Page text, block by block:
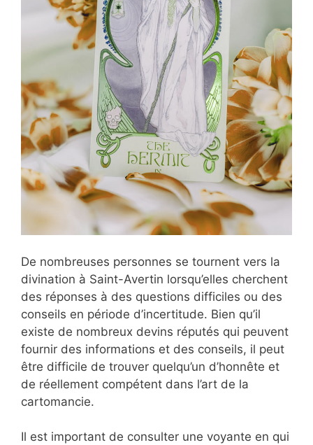
De nombreuses personnes se tournent vers la
divination à Saint-Avertin lorsqu’elles cherchent
des réponses à des questions difficiles ou des
conseils en période d’incertitude. Bien qu’il
existe de nombreux devins réputés qui peuvent
fournir des informations et des conseils, il peut
être difficile de trouver quelqu’un d’honnête et
de réellement compétent dans l’art de la
cartomancie.
Il est important de consulter une voyante en qui